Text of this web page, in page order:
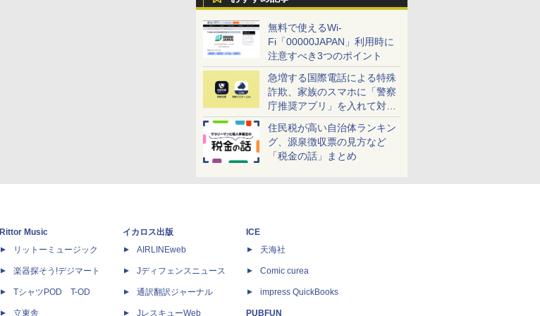
無料で使えるWi-
Fi「00000JAPAN」利用時に
注意すべき3つのポイント
急増する国際電話による特殊
詐欺、家族のスマホに「警察
庁推奨アプリ」を入れて対策
しよう！
住民税が高い自治体ランキン
グ、源泉徴収票の見方など
「税金の話」まとめ
Rittor Music
リットーミュージック
楽器探そう!デジマート
TシャツPOD T-OD
立東舎
イカロス出版
AIRLINEweb
Jディフェンスニュース
通訳翻訳ジャーナル
JレスキューWeb
ICE
天海社
Comic curea
impress QuickBooks
PUBFUN